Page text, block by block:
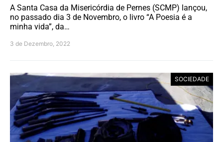
A Santa Casa da Misericórdia de Pernes (SCMP) lançou,
no passado dia 3 de Novembro, o livro “A Poesia é a
minha vida”, da…
3 de Dezembro, 2022
SOCIEDADE